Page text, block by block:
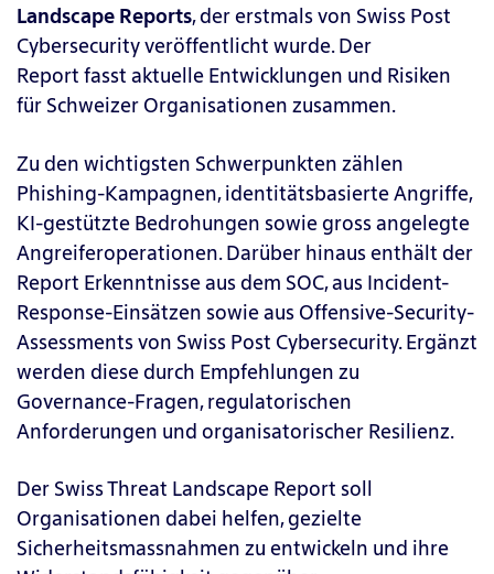
Landscape Reports, der erstmals von Swiss Post
Cybersecurity veröffentlicht wurde. Der
Report fasst aktuelle Entwicklungen und Risiken
für Schweizer Organisationen zusammen.
Zu den wichtigsten Schwerpunkten zählen
Phishing-Kampagnen, identitätsbasierte Angriffe,
KI-gestützte Bedrohungen sowie gross angelegte
Angreiferoperationen. Darüber hinaus enthält der
Report Erkenntnisse aus dem SOC, aus Incident-
Response-Einsätzen sowie aus Offensive-Security-
Assessments von Swiss Post Cybersecurity. Ergänzt
werden diese durch Empfehlungen zu
Governance-Fragen, regulatorischen
Anforderungen und organisatorischer Resilienz.
Der Swiss Threat Landscape Report soll
Organisationen dabei helfen, gezielte
Sicherheitsmassnahmen zu entwickeln und ihre